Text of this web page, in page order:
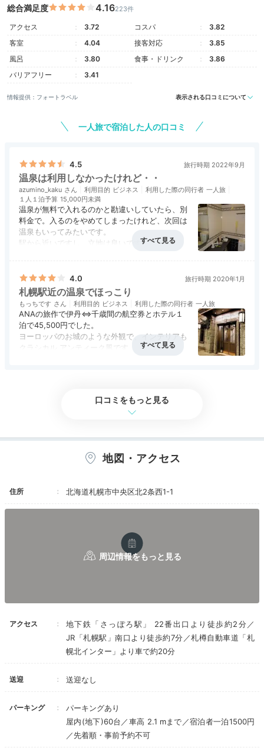
南館／サウスツイン
お部屋は全300室。本館は全て16〜22階の高層フロア
で、気品のある空間で絶景を楽しめます。南館は自然が
テーマのモダンな内装。食事に便利なテーブルやスマー
トTVなど、快適に過ごせる設備が揃っています。
sapporo_gohancha
南館の「サウスツインルーム」に宿泊。2022年オープ
ンの綺麗な新館です。TVはミラーリングができ、のん
びりYouTubeを楽しみました。
+2
たっぷり癒される
カルロビ・バリ・スパ／温泉浴場 カ
札幌の街を前に温泉を楽しめる「カルロビ・バリ・ス
何回でも入浴できます。別料金の岩盤浴やエステ、専用
総合満足度 4.16223件
アクセス 3.72 コスパ
3.82
客室
4.04 接客対応
3.85
風呂
3.80 食事・ドリンク
3.86
バリアフリー
3.41
情報提供：フォートラベル 表示される口コミについて
一人旅で宿泊した人の口コミ
4.5 旅行時期 2022年9月
温泉は利用しなかったけれど・・
azumino_kaku 利用目的 ビジネス 利用した際の同行者 一人旅
１人１泊予算 15,000円未満
温泉が無料で入れるのかと勘違いしていたら、別
料金で。入るのをやめてしまったけれど、次回は
温泉もいってみたいです。
駅から近いですし、立地は良いです。朝ごはんも
食事・ドリンク
5.0
4.0 旅行時期 2020年1月
札幌駅近の温泉でほっこり
もっちです 利用目的 ビジネス 利用した際の同行者 一人旅
ANAの旅作で伊丹⇔千歳間の航空券とホテル１
泊で45,500円でした。
ヨーロッパのお城のような外観で、インテリアも
クラシカル アンティーク風です。
には本当に有難いですね。
ホテル北側の1階部分に、道産子御用達のセコマ
です。
口コミをもっと見る
地図・アクセス
住所 北海道札幌市中央区北2条西1-1
アクセス
地下鉄「さっぽろ駅」 22番出口より徒歩約2分／
JR「札幌駅」南口より徒歩約7分／札樽自動車道「札
幌北インター」より車で約20分
送迎 送迎なし
パーキング
パーキングあり
屋内(地下)60台／車高 2.1 mまで／宿泊者一泊1500円
／先着順・事前予約不可